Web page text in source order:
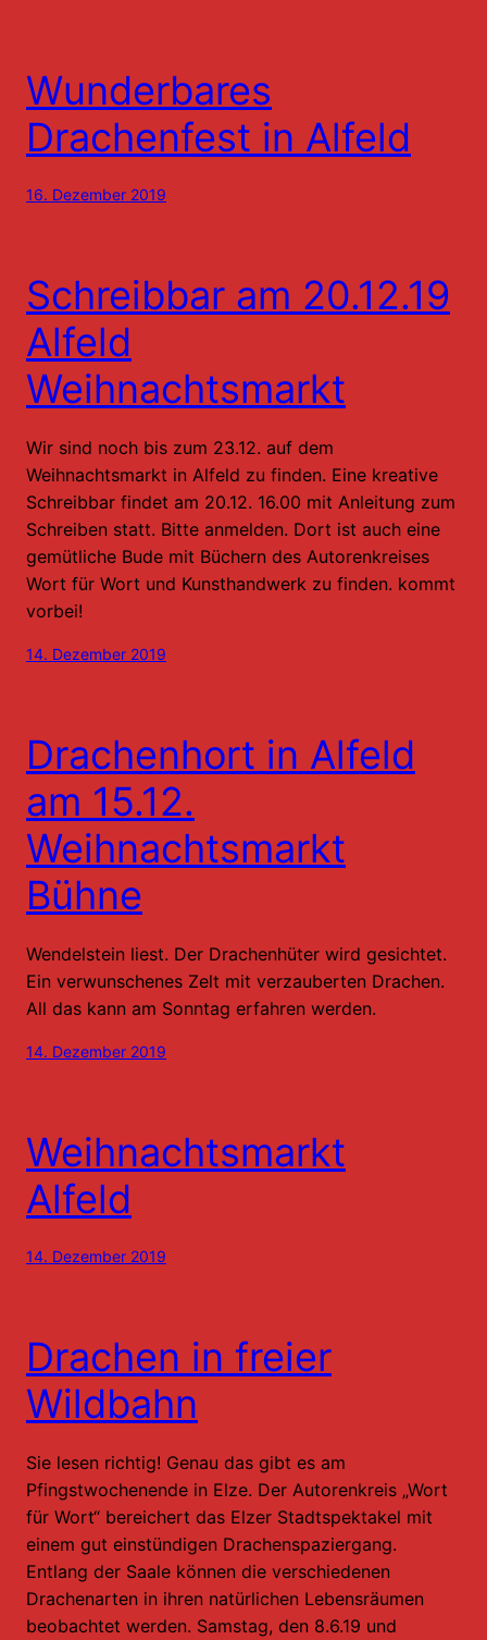
Wunderbares
Drachenfest in Alfeld
16. Dezember 2019
Schreibbar am 20.12.19
Alfeld
Weihnachtsmarkt
Wir sind noch bis zum 23.12. auf dem
Weihnachtsmarkt in Alfeld zu finden. Eine kreative
Schreibbar findet am 20.12. 16.00 mit Anleitung zum
Schreiben statt. Bitte anmelden. Dort ist auch eine
gemütliche Bude mit Büchern des Autorenkreises
Wort für Wort und Kunsthandwerk zu finden. kommt
vorbei!
14. Dezember 2019
Drachenhort in Alfeld
am 15.12.
Weihnachtsmarkt
Bühne
Wendelstein liest. Der Drachenhüter wird gesichtet.
Ein verwunschenes Zelt mit verzauberten Drachen.
All das kann am Sonntag erfahren werden.
14. Dezember 2019
Weihnachtsmarkt
Alfeld
14. Dezember 2019
Drachen in freier
Wildbahn
Sie lesen richtig! Genau das gibt es am
Pfingstwochenende in Elze. Der Autorenkreis „Wort
für Wort“ bereichert das Elzer Stadtspektakel mit
einem gut einstündigen Drachenspaziergang.
Entlang der Saale können die verschiedenen
Drachenarten in ihren natürlichen Lebensräumen
beobachtet werden. Samstag, den 8.6.19 und